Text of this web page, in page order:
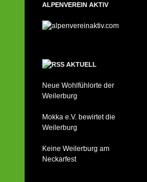
ALPENVEREIN AKTIV
AKTUELL
Neue Wohlfühlorte der
Weilerburg
Mokka e.V. bewirtet die
Weilerburg
Keine Weilerburg am
Neckarfest